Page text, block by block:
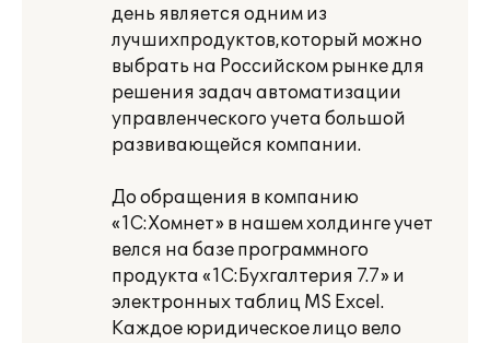
день является одним из
лучшихпродуктов,который можно
выбрать на Российском рынке для
решения задач автоматизации
управленческого учета большой
развивающейся компании.
До обращения в компанию
«1С:Хомнет» в нашем холдинге учет
велся на базе программного
продукта «1С:Бухгалтерия 7.7» и
электронных таблиц MS Excel.
Каждое юридическое лицо вело